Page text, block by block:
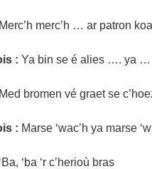
Merc’h merc’h … ar patron
: Ya bin se é alies …. ya …
Med bromen vé graet se
: Marse ‘wac’h ya marse
‘Ba, ‘ba ‘r c’herioù bras